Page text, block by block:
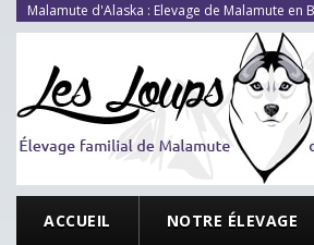
Malamute d'Alaska : Elevage de Malamute en
ACCUEIL NOTRE ÉLEVAGE